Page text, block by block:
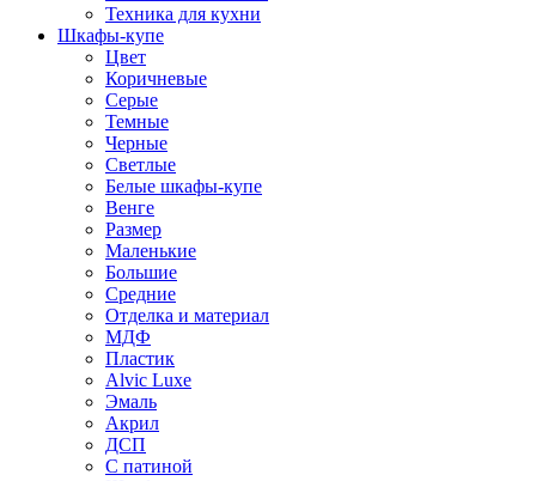
Техника для кухни
Шкафы-купе
Цвет
Коричневые
Серые
Темные
Черные
Светлые
Белые шкафы-купе
Венге
Размер
Маленькие
Большие
Средние
Отделка и материал
МДФ
Пластик
Alvic Luxe
Эмаль
Акрил
ДСП
С патиной